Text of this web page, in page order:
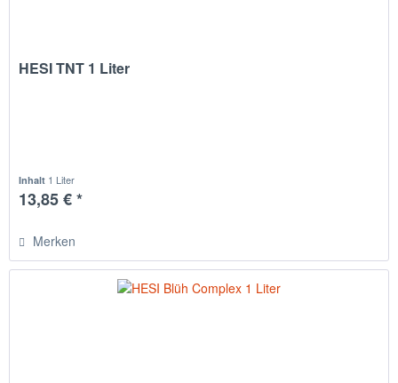
HESI TNT 1 Liter
Inhalt 1 Liter
13,85 € *
Merken